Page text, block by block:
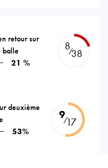
retour sur
balle
21 %
8⁄38
deuxième
53%
9⁄17